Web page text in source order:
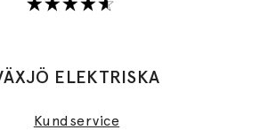
ELEKTRISKA
Kundservice